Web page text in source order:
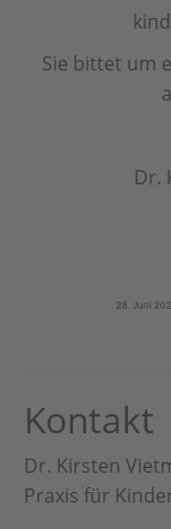
Sie bittet um
Dr.
Veröffentlicht am28. Juni
Kontakt
Dr. Kirsten
Praxis für